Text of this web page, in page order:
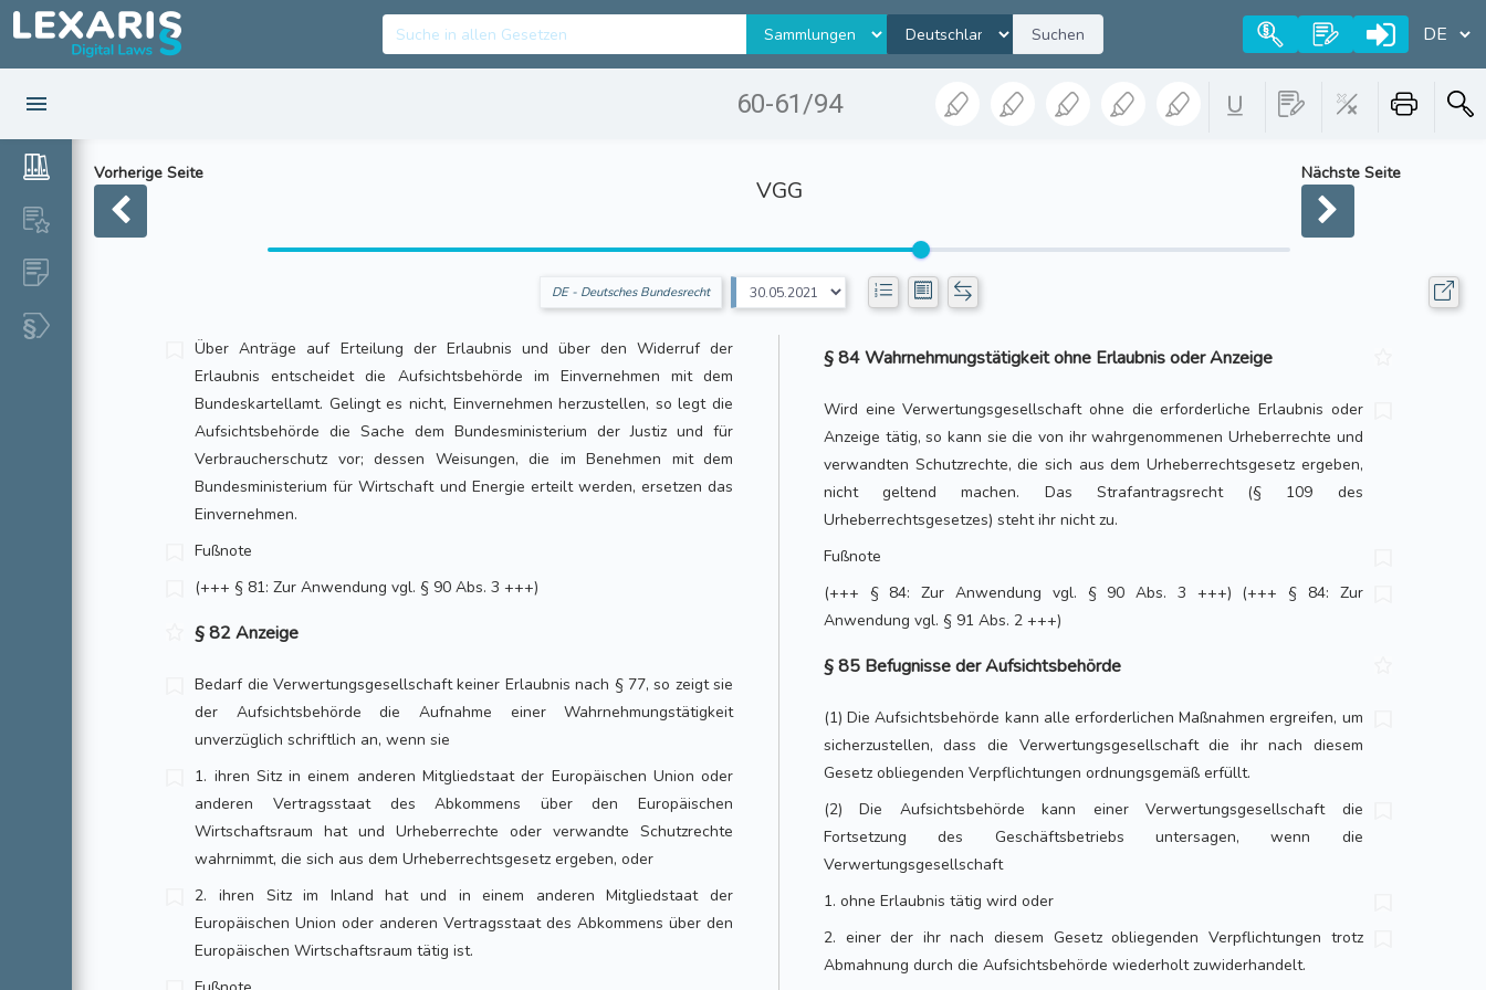
Suchen
60-61/94
Vorherige Seite
VGG
Nächste Seite
DE - Deutsches Bundesrecht
Über Anträge auf Erteilung der Erlaubnis und über den Widerruf der
Erlaubnis entscheidet die Aufsichtsbehörde im Einvernehmen mit dem
Bundeskartellamt. Gelingt es nicht, Einvernehmen herzustellen, so legt die
Aufsichtsbehörde die Sache dem Bundesministerium der Justiz und für
Verbraucherschutz vor; dessen Weisungen, die im Benehmen mit dem
Bundesministerium für Wirtschaft und Energie erteilt werden, ersetzen das
Einvernehmen.
Fußnote
(+++ § 81: Zur Anwendung vgl. § 90 Abs. 3 +++)
§ 82 Anzeige
Bedarf die Verwertungsgesellschaft keiner Erlaubnis nach § 77, so zeigt sie
der Aufsichtsbehörde die Aufnahme einer Wahrnehmungstätigkeit
unverzüglich schriftlich an, wenn sie
1. ihren Sitz in einem anderen Mitgliedstaat der Europäischen Union oder
anderen Vertragsstaat des Abkommens über den Europäischen
Wirtschaftsraum hat und Urheberrechte oder verwandte Schutzrechte
wahrnimmt, die sich aus dem Urheberrechtsgesetz ergeben, oder
2. ihren Sitz im Inland hat und in einem anderen Mitgliedstaat der
Europäischen Union oder anderen Vertragsstaat des Abkommens über den
Europäischen Wirtschaftsraum tätig ist.
§ 84 Wahrnehmungstätigkeit ohne Erlaubnis oder Anzeige
Wird eine Verwertungsgesellschaft ohne die erforderliche Erlaubnis oder
Anzeige tätig, so kann sie die von ihr wahrgenommenen Urheberrechte und
verwandten Schutzrechte, die sich aus dem Urheberrechtsgesetz ergeben,
nicht geltend machen. Das Strafantragsrecht (§ 109 des
Urheberrechtsgesetzes) steht ihr nicht zu.
Fußnote
(+++ § 84: Zur Anwendung vgl. § 90 Abs. 3 +++) (+++ § 84: Zur
Anwendung vgl. § 91 Abs. 2 +++)
§ 85 Befugnisse der Aufsichtsbehörde
(1) Die Aufsichtsbehörde kann alle erforderlichen Maßnahmen ergreifen, um
sicherzustellen, dass die Verwertungsgesellschaft die ihr nach diesem
Gesetz obliegenden Verpflichtungen ordnungsgemäß erfüllt.
(2) Die Aufsichtsbehörde kann einer Verwertungsgesellschaft die
Fortsetzung des Geschäftsbetriebs untersagen, wenn die
Verwertungsgesellschaft
1. ohne Erlaubnis tätig wird oder
2. einer der ihr nach diesem Gesetz obliegenden Verpflichtungen trotz
Abmahnung durch die Aufsichtsbehörde wiederholt zuwiderhandelt.